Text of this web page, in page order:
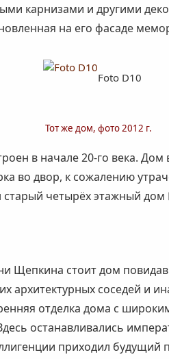
карнизами и другими
на его фасаде
Foto D10
Тот же дом, фото 2012 г.
в начале 20-го века. Дом
во двор, к сожалению
старый четырёх этажный
Щепкина стоит дом
архитектурных соседей и
отделка дома с
останавливались
приходил